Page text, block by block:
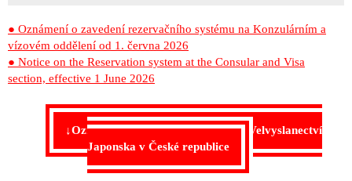
● Oznámení o zavedení rezervačního systému na Konzulárním a
vízovém oddělení od 1. června 2026
● Notice on the Reservation system at the Consular and Visa
section, effective 1 June 2026
↓Oznámení o dočasném přemístění Velvyslanectví
Japonska v České republice